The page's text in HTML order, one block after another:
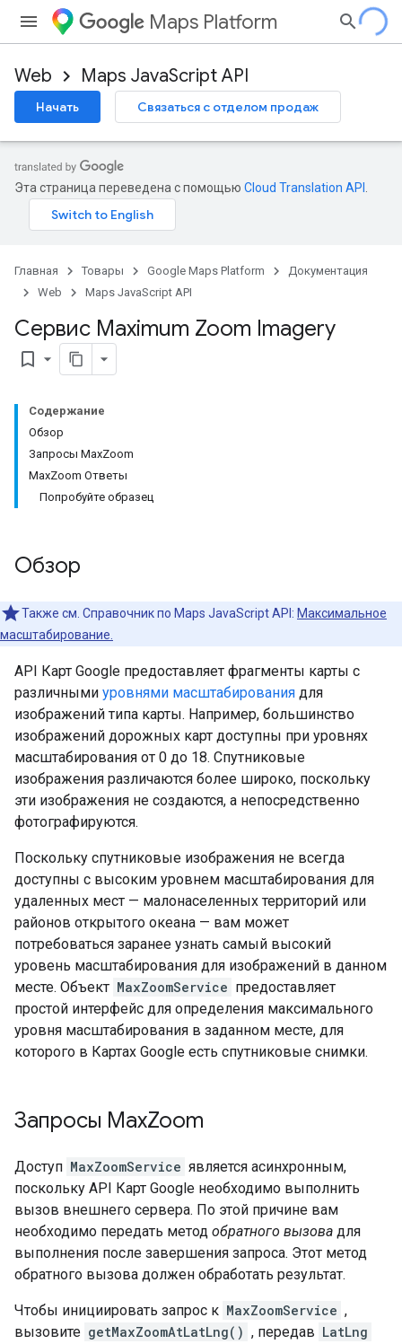
Maps Platform
Web Maps JavaScript API
Начать Связаться с отделом продаж
Эта страница переведена с помощью Cloud Translation API
Главная Товары Google Maps Platform
Документация
Web
Maps JavaScript API
Сервис Maximum Zoom Imagery
bookmark_border
Содержание
Обзор
Запросы MaxZoom
MaxZoom Ответы
Попробуйте образец
Обзор
Также см. Справочник по Maps JavaScript API: Максимальное
масштабирование.
API Карт Google предоставляет фрагменты карты с
различными уровнями масштабирования для
изображений типа карты. Например, большинство
изображений дорожных карт доступны при уровнях
масштабирования от 0 до 18. Спутниковые
изображения различаются более широко, поскольку
эти изображения не создаются, а непосредственно
фотографируются.
Поскольку спутниковые изображения не всегда
доступны с высоким уровнем масштабирования для
удаленных мест — малонаселенных территорий или
районов открытого океана — вам может
потребоваться заранее узнать самый высокий
уровень масштабирования для изображений в данном
месте. Объект MaxZoomService предоставляет
простой интерфейс для определения максимального
уровня масштабирования в заданном месте, для
которого в Картах Google есть спутниковые снимки.
Запросы MaxZoom
Доступ MaxZoomService является асинхронным,
поскольку API Карт Google необходимо выполнить
вызов внешнего сервера. По этой причине вам
необходимо передать метод обратного вызова для
выполнения после завершения запроса. Этот метод
обратного вызова должен обработать результат.
Чтобы инициировать запрос к MaxZoomService ,
вызовите getMaxZoomAtLatLng() , передав LatLng